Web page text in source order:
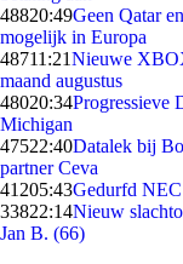
48820:49Geen Qatar
mogelijk in Europa
48711:21Nieuwe
maand augustus
48020:34Progressieve
Michigan
47522:40Datalek bij
partner Ceva
41205:43Gedurfd
33822:14Nieuw
Jan B. (66)